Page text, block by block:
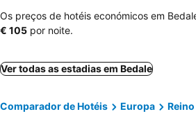
Os preços de hotéis económicos em
‎€ 105 por noite.
Ver todas as estadias em Bedale
Comparador de Hotéis Europa